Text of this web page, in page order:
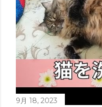
9月 18, 2023